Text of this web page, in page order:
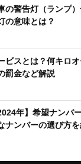
車の警告灯（ランプ
の意味とは？
ビスとは？何キロ
罰金など解説
2024年】希望ナンバ
ナンバーの選び方